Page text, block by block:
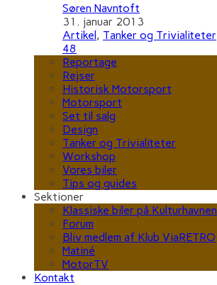
Søren Navntoft
31. januar 2013
Artikel, Tanker og Trivialiteter
48
Reportage
Rejser
Historisk Motorsport
Motorsport
Set til salg
Design
Tanker og Trivialiteter
Workshop
Vores biler
Tips og guides
Sektioner
Klassiske biler på Kulturhavnen
Forum
Bliv medlem af Klub ViaRETRO
Matiné
MotorTV
Kontakt